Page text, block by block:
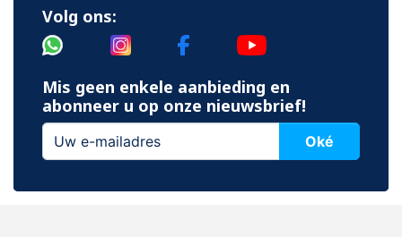
Volg ons:
Mis geen enkele aanbieding en
abonneer u op onze nieuwsbrief!
Oké